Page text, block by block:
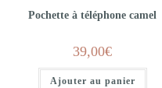
Pochette à téléphone camel
39,00€
Ajouter au panier